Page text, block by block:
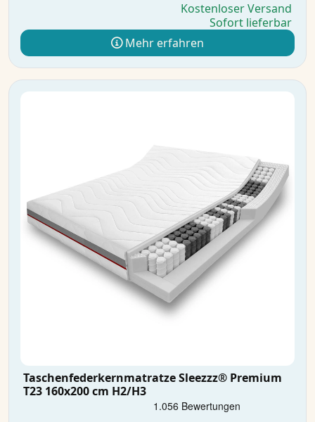
Kostenloser Versand
Sofort lieferbar
Mehr erfahren
Taschenfederkernmatratze Sleezzz® Premium
T23 160x200 cm H2/H3